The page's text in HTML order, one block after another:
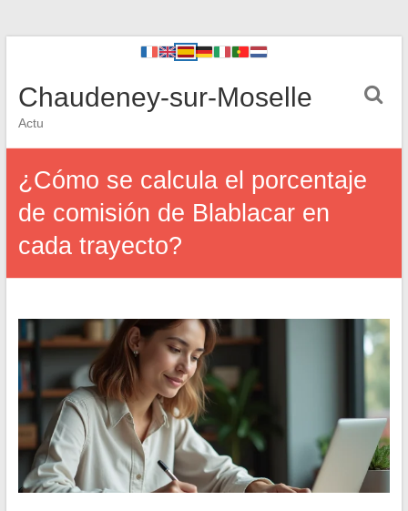
Chaudeney-sur-Moselle
Actu
¿Cómo se calcula el porcentaje
de comisión de Blablacar en
cada trayecto?